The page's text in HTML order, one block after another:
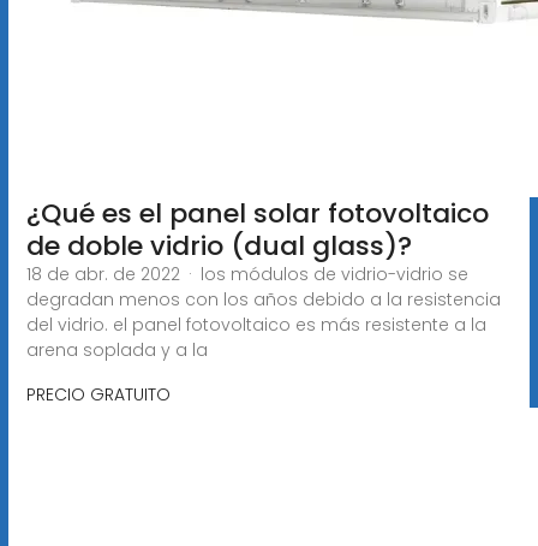
¿Qué es el panel solar fotovoltaico
de doble vidrio (dual glass)?
18 de abr. de 2022 · los módulos de vidrio-vidrio se
degradan menos con los años debido a la resistencia
del vidrio. el panel fotovoltaico es más resistente a la
arena soplada y a la
PRECIO GRATUITO